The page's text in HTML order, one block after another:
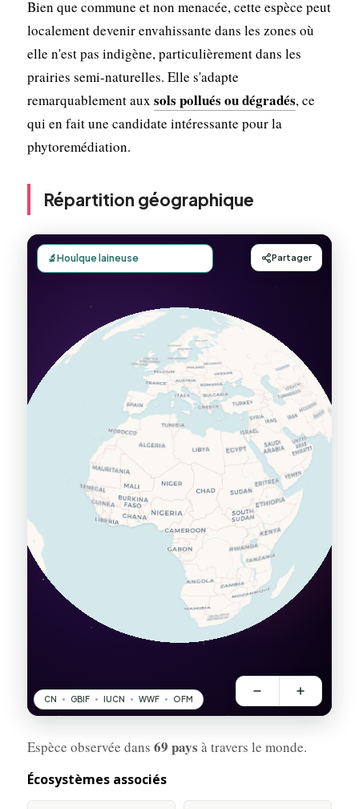
Bien que commune et non menacée, cette espèce peut
localement devenir envahissante dans les zones où
elle n'est pas indigène, particulièrement dans les
prairies semi-naturelles. Elle s'adapte
remarquablement aux sols pollués ou dégradés, ce
qui en fait une candidate intéressante pour la
phytoremédiation.
Répartition géographique
Espèce observée dans 69 pays à travers le monde.
Écosystèmes associés